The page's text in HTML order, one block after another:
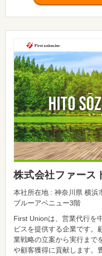
株式会社ファース
本社所在地 : 神奈川県 横浜
ブルーアベニュー3階
First Unionは、営業代行を
ビスを提供する企業です。
業戦略の立案から実行まで
や顧客獲得に貢献します。